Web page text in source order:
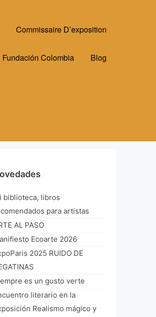
Commissaire D’exposition
Fundación Colombia Blog
biblioteca, libros
para artistas
AL PASO
Ecoarte 2026
2025 RUIDO DE
es un gusto verte
literario en la
Realismo mágico y